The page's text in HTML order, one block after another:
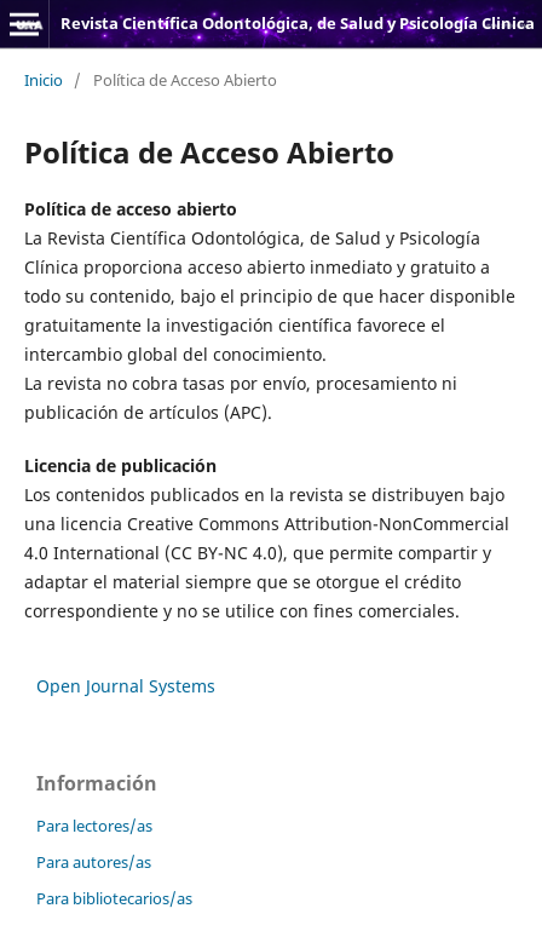
Revista Científica Odontológica, de Salud y Psicología Clinica
Inicio / Política de Acceso Abierto
Política de Acceso Abierto
Política de acceso abierto
La Revista Científica Odontológica, de Salud y Psicología
Clínica proporciona acceso abierto inmediato y gratuito a
todo su contenido, bajo el principio de que hacer disponible
gratuitamente la investigación científica favorece el
intercambio global del conocimiento.
La revista no cobra tasas por envío, procesamiento ni
publicación de artículos (APC).
Licencia de publicación
Los contenidos publicados en la revista se distribuyen bajo
una licencia Creative Commons Attribution-NonCommercial
4.0 International (CC BY-NC 4.0), que permite compartir y
adaptar el material siempre que se otorgue el crédito
correspondiente y no se utilice con fines comerciales.
Open Journal Systems
Información
Para lectores/as
Para autores/as
Para bibliotecarios/as